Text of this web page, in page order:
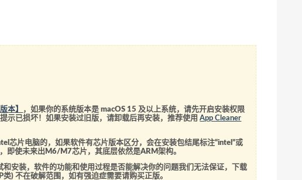
本】
，如果你的系统版本是 macOS 15 及以上系统，请先开启安装权限
示已损坏！如果安装过旧版，请卸载后再安装，推荐使用App Cleaner
芯片电脑的，如果软件有芯片版本区分，会在安装包结尾标注“intel”或
使未来出M6/M7芯片，其底层依然是ARM架构。
安装，软件的功能和使用过程是否能解决你的问题我们无法保证，下载
) 不在破解范围，如有强迫症需要请购买正版。